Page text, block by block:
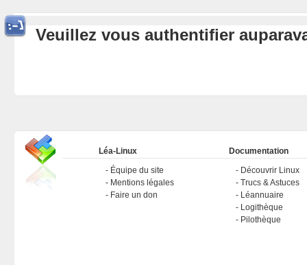
Veuillez vous authentifier
Léa-Linux
Équipe du site
Mentions légales
Faire un don
Documentation
Découvrir Linux
Trucs & Astuces
Léannuaire
Logithèque
Pilothèque